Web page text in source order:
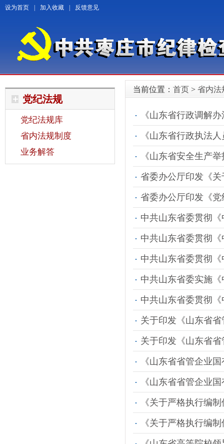
设为首页 加入收藏 反馈意见
党纪法规
党纪法规库
省内法规制度
业务解答
当前位置： 首页 > 省内法
《山东省行政调解
《山东省行政执法
《山东省安全生产
省委办公厅印发《
省委办公厅印发《
中共山东省委贯彻
中共山东省委贯彻
中共山东省委贯彻
中共山东省委实施
中共山东省委贯彻
关于印发《山东省
关于印发《山东省
《山东省省管企业
《山东省省管企业
《关于严格执行编
《关于严格执行编